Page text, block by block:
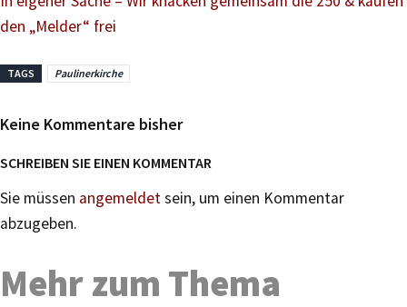
den „Melder“ frei
TAGS Paulinerkirche
Keine Kommentare bisher
SCHREIBEN SIE EINEN KOMMENTAR
Sie müssen angemeldetsein, um einen Kommentar
abzugeben.
Mehr zum Thema